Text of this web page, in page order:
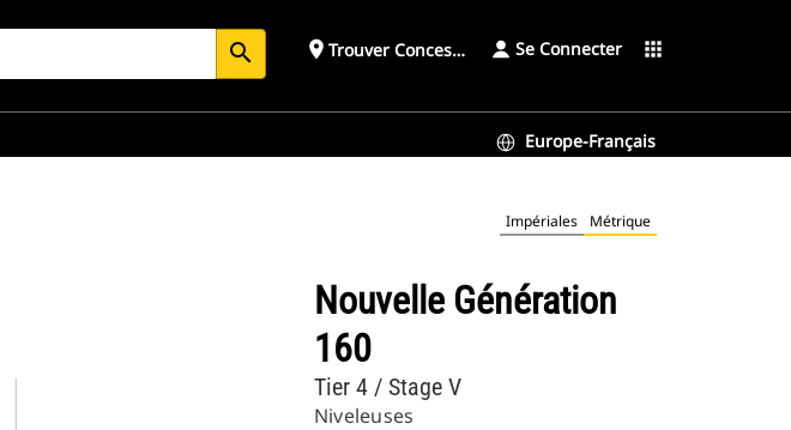
search place Trouver ConcessionnaireSe Connecter apps
Europe-Français
Impériales Métrique
Nouvelle Génération
160
Niveleuses
Tier 4 / Stage V